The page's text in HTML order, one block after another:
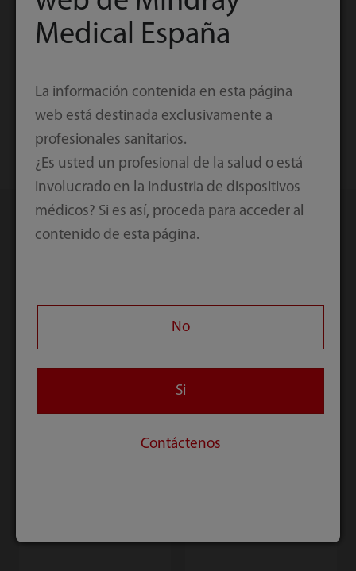
Accesorios para ortopedia
relacionados
Medical España
La información contenida en esta página
web está destinada exclusivamente a
profesionales sanitarios.
¿Es usted un profesional de la salud o está
involucrado en la industria de dispositivos
médicos? Si es así, proceda para acceder al
contenido de esta página.
No
Si
Contáctenos